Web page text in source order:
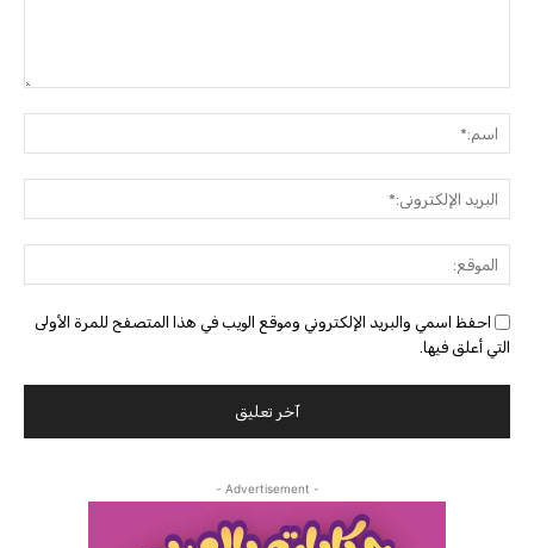
احفظ اسمي والبريد الإلكتروني وموقع الويب في هذا المتصفح للمرة الأولى
التي أعلق فيها.
- Advertisement -